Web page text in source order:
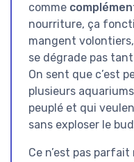
comme
nourriture, ça
mangent
se dégrade pas tant
On sent que c’est
plusieurs
peuplé et qui
sans exploser le
Ce n’est pas parfait